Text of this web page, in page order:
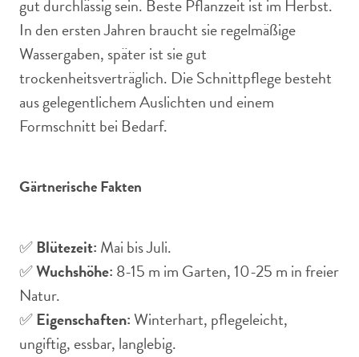
gut durchlässig sein. Beste Pflanzzeit ist im Herbst.
In den ersten Jahren braucht sie regelmäßige
Wassergaben, später ist sie gut
trockenheitsverträglich. Die Schnittpflege besteht
aus gelegentlichem Auslichten und einem
Formschnitt bei Bedarf.
Gärtnerische Fakten
✅Blütezeit: Mai bis Juli.
✅Wuchshöhe: 8-15 m im Garten, 10-25 m in freier
Natur.
✅Eigenschaften:Winterhart, pflegeleicht,
ungiftig, essbar, langlebig.